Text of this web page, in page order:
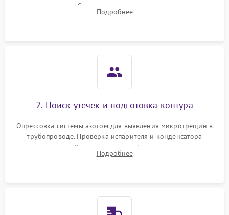
сопротивления обмоток мотора, проверка термостата и
считывание кодов ошибок с электронного дисплея.
Подробнее
2. Поиск утечек и подготовка контура
Опрессовка системы азотом для выявления микротрещин в
трубопроводе. Проверка испарителя и конденсатора
течеискателем. Демонтаж старого фильтра-осушителя и
продувка капиллярной трубки для устранения засоров.
Подробнее